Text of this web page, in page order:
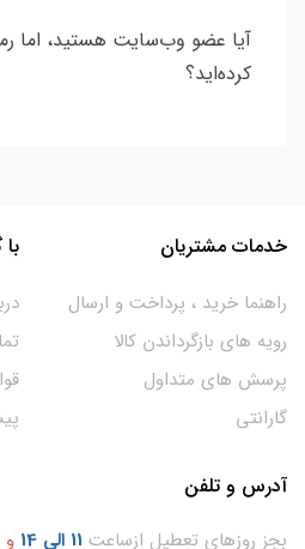
آیا عضو وب‌سایت هستید، اما
کرده‌اید؟
خدمات مشتریان
راهنما خرید ، پرداخت و ارسال
رویه های بازگرداندن کالا
پرسش های متداول
گارانتی
آدرس و تلفن
بجز روزهای تعطیل ازساعت 11 الی 14 و